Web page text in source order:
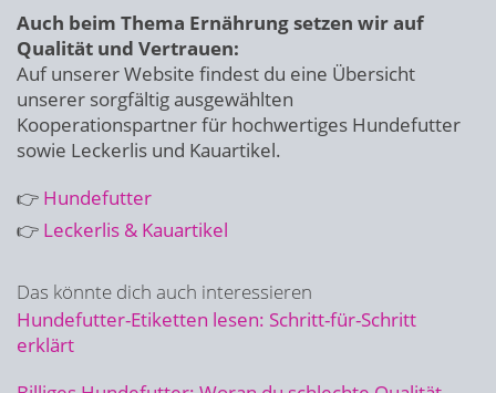
Auch beim Thema Ernährung setzen wir auf
Qualität und Vertrauen:
Auf unserer Website findest du eine Übersicht
unserer sorgfältig ausgewählten
Kooperationspartner für hochwertiges Hundefutter
sowie Leckerlis und Kauartikel.
👉 Hundefutter
👉 Leckerlis & Kauartikel
Das könnte dich auch interessieren
Hundefutter-Etiketten lesen: Schritt-für-Schritt
erklärt